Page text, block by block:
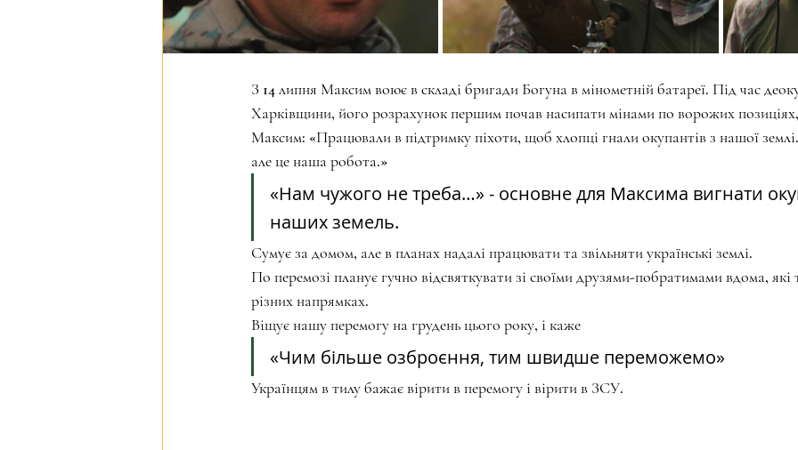
З 14 липня Максим воює в складі бригади Богуна в мінометній батареї. Під час
Харківщини, його розрахунок першим почав насипати мінами по ворожих
Максим: «Працювали в підтримку піхоти, щоб хлопці гнали окупантів з нашої
але це наша робота.»
«Нам чужого не треба…» - основне для Максима вигнати
наших земель.
Сумує за домом, але в планах надалі працювати та звільняти українські землі.
По перемозі планує гучно відсвяткувати зі своїми друзями-побратимами вдома,
різних напрямках.
Віщує нашу перемогу на грудень цього року, і каже
«Чим більше озброєння, тим швидше переможемо»
Українцям в тилу бажає вірити в перемогу і вірити в ЗСУ.